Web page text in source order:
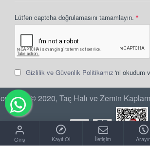
Lütfen captcha doğrulamasını tamamlayın.
Gizlilik ve Güvenlik Politikamız 'ni okudum
© 2020, Taç Halı ve Zemin
Giriş Kayıt Ol İletişim